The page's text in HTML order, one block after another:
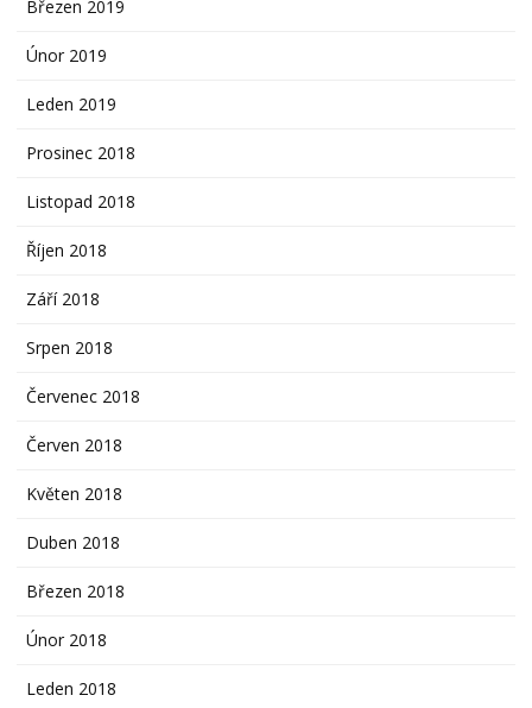
Březen 2019
Únor 2019
Leden 2019
Prosinec 2018
Listopad 2018
Říjen 2018
Září 2018
Srpen 2018
Červenec 2018
Červen 2018
Květen 2018
Duben 2018
Březen 2018
Únor 2018
Leden 2018